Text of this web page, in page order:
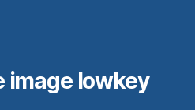
image lowkey